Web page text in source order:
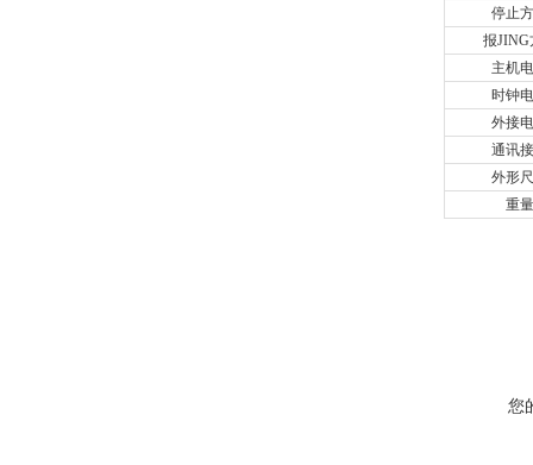
停止
报JING
主机
时钟
外接
通讯
外形
重量
您